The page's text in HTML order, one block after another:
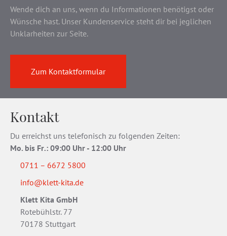
Wende dich an uns, wenn du Informationen benötigst oder
Wünsche hast. Unser Kundenservice steht dir bei jeglichen
Unklarheiten zur Seite.
Zum Kontaktformular
Kontakt
Du erreichst uns telefonisch zu folgenden Zeiten:
Mo. bis Fr.: 09:00 Uhr - 12:00 Uhr
0711 – 6672 5800
info@klett-kita.de
Klett Kita GmbH
Rotebühlstr. 77
70178 Stuttgart